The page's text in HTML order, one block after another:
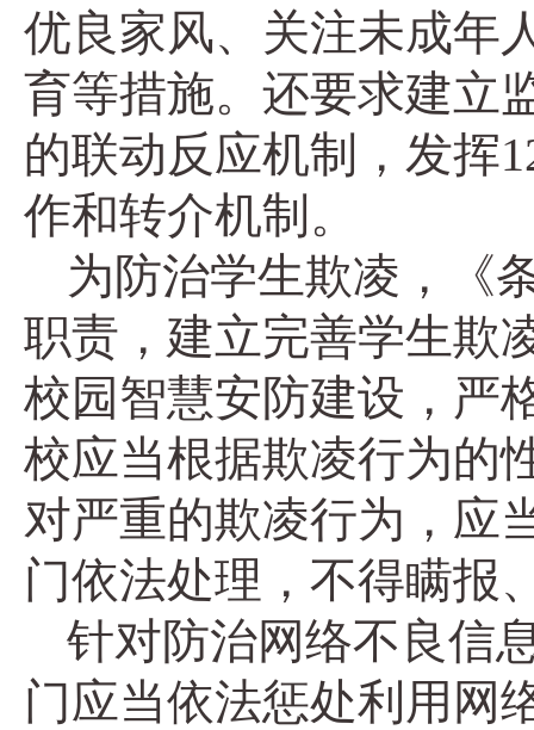
优良家风、关注未成年
育等措施。还要求建立
的联动反应机制，发挥
作和转介机制。
为防治学生欺凌，《
职责，建立完善学生欺
校园智慧安防建设，严
校应当根据欺凌行为的
对严重的欺凌行为，应
门依法处理，不得瞒报
针对防治网络不良信
门应当依法惩处利用网